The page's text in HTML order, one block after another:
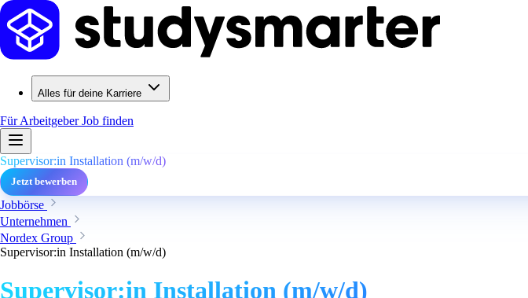
Alles für deine Karriere
Für ArbeitgeberJob finden
Supervisor:in Installation (m/w/d)
Jetzt bewerben
Jobbörse
Unternehmen
Nordex Group
Supervisor:in Installation (m/w/d)
Supervisor:in Installation (m/w/d)